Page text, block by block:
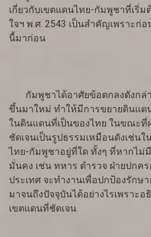
เกี่ยวกับเขตแดนไทย-กัมพูชาที่เริ่
ใจฯ พ.ศ. 2543 เป็นสำคัญเพราะก่
นี้มาก่อน
กัมพูชาได้อาศัยข้อตกลงดังกล่า
ขึ้นมาใหม่ ทำให้มีการขยายดินแด
ในดินแดนที่เป็นของไทย ในขณะที่
ชัดเจนเป็นรูปธรรมเหมือนดังเช่น
ไทย-กัมพูชาอยู่ที่ใด ทั้งๆ ที่หากไม่
มั่นคง เช่น ทหาร ตำรวจ ฝ่ายปกค
ประเทศ จะทำงานเพื่อปกป้องรักษ
มาจนถึงปัจจุบันได้อย่างไรเพราะ
เขตแดนที่ชัดเจน